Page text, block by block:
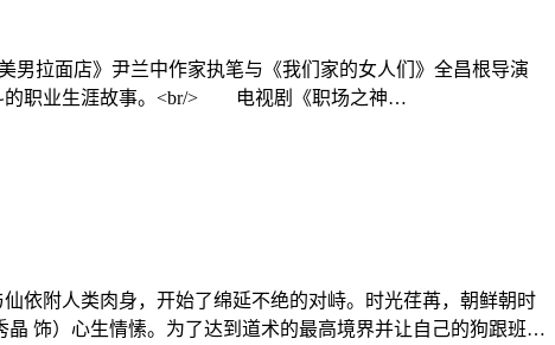
拉面店》尹兰中作家执笔与《我们家的女人们》全昌根导演
的职业生涯故事。<br/> 电视剧《职场之神…
依附人类肉身，开始了绵延不绝的对峙。时光荏苒，朝鲜朝时
饰）心生情愫。为了达到道术的最高境界并让自己的狗跟班…